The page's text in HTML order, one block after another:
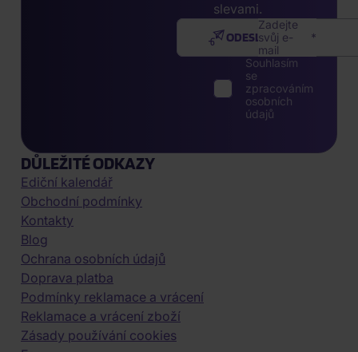
slevami.
Zadejte
svůj e-
mail
ODESLAT
Souhlasím
se
zpracováním
osobních
údajů
DŮLEŽITÉ ODKAZY
Ediční kalendář
Obchodní podmínky
Kontakty
Blog
Ochrana osobních údajů
Doprava platba
Podmínky reklamace a vrácení
Reklamace a vrácení zboží
Zásady používání cookies